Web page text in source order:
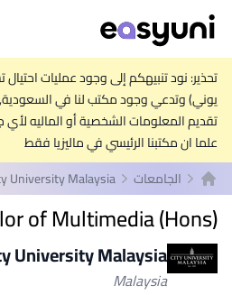
تحذير: نود تنبيهكم إلى وجود عمليات
يوني) وتدعي وجود مكتب لنا في
تقديم المعلومات الشخصية أو الماليه لأي
علما ان مكتبنا الرئيسي في ماليزيا فقط
الصفحة الرئيسية
الجامعات University Malaysia
of Multimedia (Hons)
University Malaysia
Malaysia